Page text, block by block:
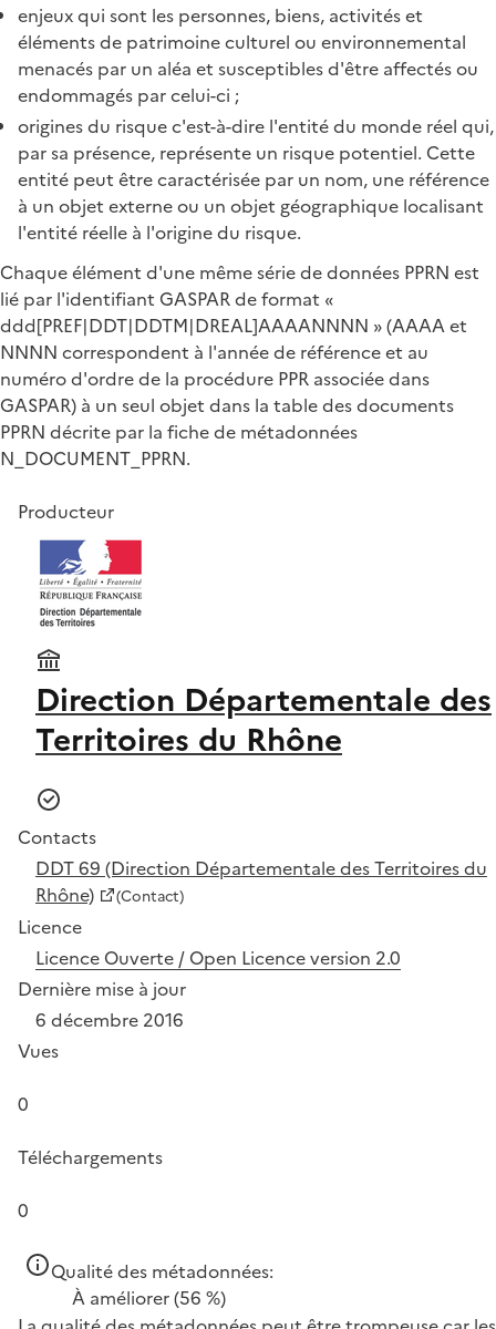
enjeux qui sont les personnes, biens, activités et
éléments de patrimoine culturel ou environnemental
menacés par un aléa et susceptibles d'être affectés ou
endommagés par celui-ci ;
origines du risque c'est-à-dire l'entité du monde réel qui,
par sa présence, représente un risque potentiel. Cette
entité peut être caractérisée par un nom, une référence
à un objet externe ou un objet géographique localisant
l'entité réelle à l'origine du risque.
Chaque élément d'une même série de données PPRN est
lié par l'identifiant GASPAR de format «
ddd[PREF|DDT|DDTM|DREAL]AAAANNNN » (AAAA et
NNNN correspondent à l'année de référence et au
numéro d'ordre de la procédure PPR associée dans
GASPAR) à un seul objet dans la table des documents
PPRN décrite par la fiche de métadonnées
N_DOCUMENT_PPRN.
Producteur
Direction Départementale des
Territoires du Rhône
Contacts
DDT 69 (Direction Départementale des Territoires du
Rhône)
(Contact)
Licence
Licence Ouverte / Open Licence version 2.0
Dernière mise à jour
6 décembre 2016
Vues
0
Téléchargements
0
Qualité des métadonnées:
À améliorer(56 %)